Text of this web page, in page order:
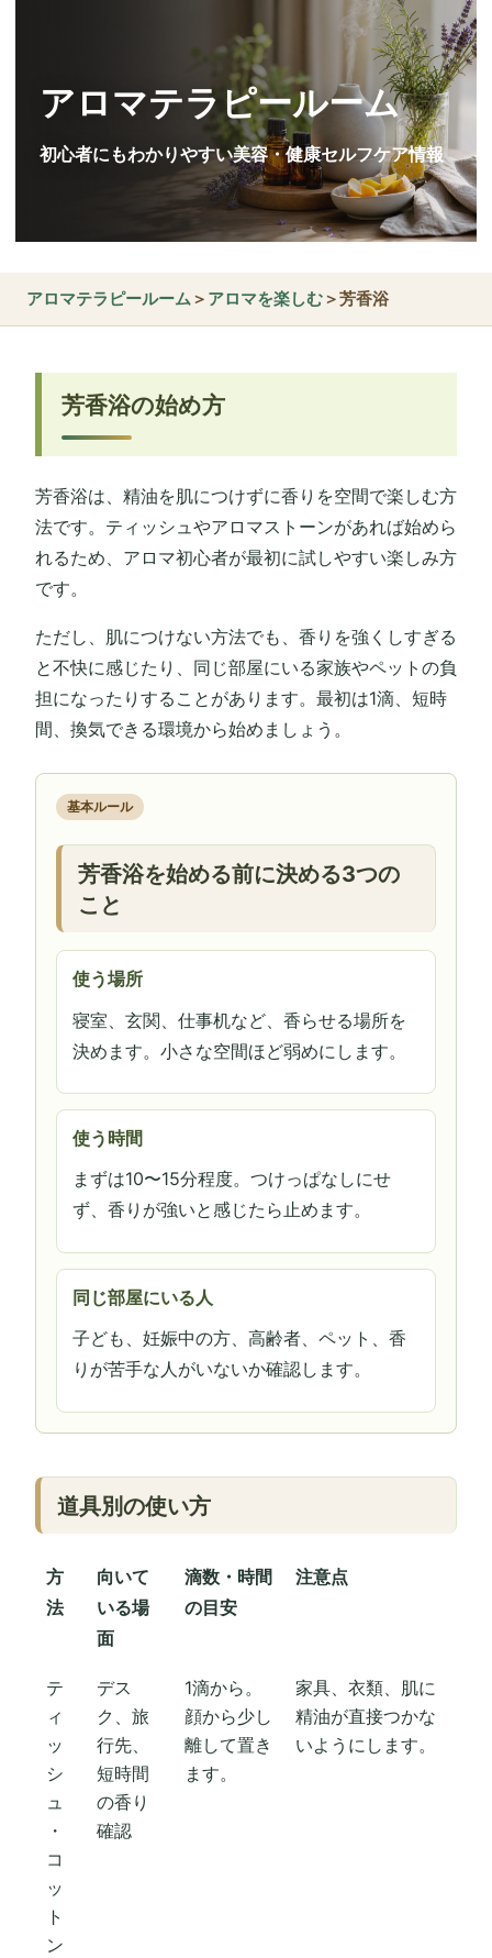
アロマテラピールーム
初心者にもわかりやすい美容・健康セルフケア情報
アロマテラピールーム＞ アロマを楽しむ＞芳香浴
芳香浴の始め方
芳香浴は、精油を肌につけずに香りを空間で楽しむ方
法です。ティッシュやアロマストーンがあれば始めら
れるため、アロマ初心者が最初に試しやすい楽しみ方
です。
ただし、肌につけない方法でも、香りを強くしすぎる
と不快に感じたり、同じ部屋にいる家族やペットの負
担になったりすることがあります。最初は1滴、短時
間、換気できる環境から始めましょう。
基本ルール
芳香浴を始める前に決める3つの
こと
使う場所
寝室、玄関、仕事机など、香らせる場所を
決めます。小さな空間ほど弱めにします。
使う時間
まずは10〜15分程度。つけっぱなしにせ
ず、香りが強いと感じたら止めます。
同じ部屋にいる人
子ども、妊娠中の方、高齢者、ペット、香
りが苦手な人がいないか確認します。
道具別の使い方
方
法
向いて
いる場
面
滴数・時間
の目安
注意点
テ
ィ
ッ
シ
ュ
・
コ
ッ
ト
ン
デス
ク、旅
行先、
短時間
の香り
確認
1滴から。
顔から少し
離して置き
ます。
家具、衣類、肌に
精油が直接つかな
いようにします。